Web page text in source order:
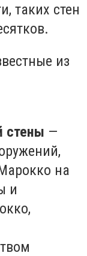
таких стен
из
стены —
на
и